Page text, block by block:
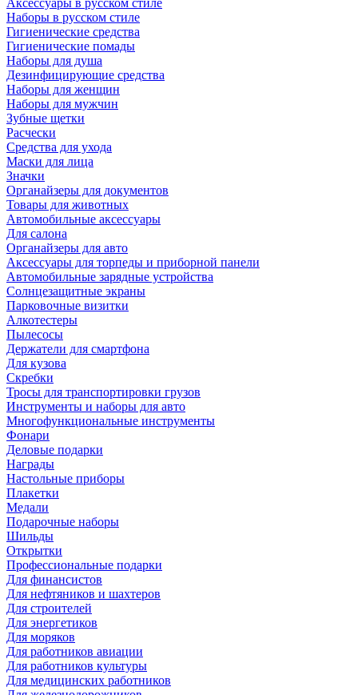
Аксессуары в русском стиле
Наборы в русском стиле
Гигиенические средства
Гигиенические помады
Наборы для душа
Дезинфицирующие средства
Наборы для женщин
Наборы для мужчин
Зубные щетки
Расчески
Средства для ухода
Маски для лица
Значки
Органайзеры для документов
Товары для животных
Автомобильные аксессуары
Для салона
Органайзеры для авто
Аксессуары для торпеды и приборной панели
Автомобильные зарядные устройства
Солнцезащитные экраны
Парковочные визитки
Алкотестеры
Пылесосы
Держатели для смартфона
Для кузова
Скребки
Тросы для транспортировки грузов
Инструменты и наборы для авто
Многофункциональные инструменты
Фонари
Деловые подарки
Награды
Настольные приборы
Плакетки
Медали
Подарочные наборы
Шильды
Открытки
Профессиональные подарки
Для финансистов
Для нефтяников и шахтеров
Для строителей
Для энергетиков
Для моряков
Для работников авиации
Для работников культуры
Для медицинских работников